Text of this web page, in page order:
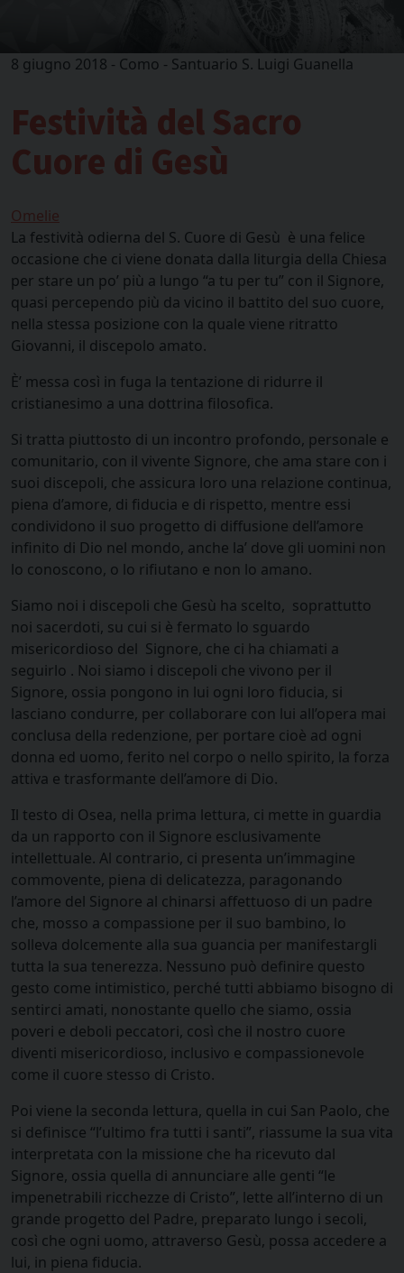
8 giugno 2018 - Como - Santuario S. Luigi Guanella
Festività del Sacro
Cuore di Gesù
Omelie
La festività odierna del S. Cuore di Gesù è una felice
occasione che ci viene donata dalla liturgia della Chiesa
per stare un po’ più a lungo “a tu per tu” con il Signore,
quasi percependo più da vicino il battito del suo cuore,
nella stessa posizione con la quale viene ritratto
Giovanni, il discepolo amato.
È’ messa così in fuga la tentazione di ridurre il
cristianesimo a una dottrina filosofica.
Si tratta piuttosto di un incontro profondo, personale e
comunitario, con il vivente Signore, che ama stare con i
suoi discepoli, che assicura loro una relazione continua,
piena d’amore, di fiducia e di rispetto, mentre essi
condividono il suo progetto di diffusione dell’amore
infinito di Dio nel mondo, anche la’ dove gli uomini non
lo conoscono, o lo rifiutano e non lo amano.
Siamo noi i discepoli che Gesù ha scelto, soprattutto
noi sacerdoti, su cui si è fermato lo sguardo
misericordioso del Signore, che ci ha chiamati a
seguirlo . Noi siamo i discepoli che vivono per il
Signore, ossia pongono in lui ogni loro fiducia, si
lasciano condurre, per collaborare con lui all’opera mai
conclusa della redenzione, per portare cioè ad ogni
donna ed uomo, ferito nel corpo o nello spirito, la forza
attiva e trasformante dell’amore di Dio.
Il testo di Osea, nella prima lettura, ci mette in guardia
da un rapporto con il Signore esclusivamente
intellettuale. Al contrario, ci presenta un’immagine
commovente, piena di delicatezza, paragonando
l’amore del Signore al chinarsi affettuoso di un padre
che, mosso a compassione per il suo bambino, lo
solleva dolcemente alla sua guancia per manifestargli
tutta la sua tenerezza. Nessuno può definire questo
gesto come intimistico, perché tutti abbiamo bisogno di
sentirci amati, nonostante quello che siamo, ossia
poveri e deboli peccatori, così che il nostro cuore
diventi misericordioso, inclusivo e compassionevole
come il cuore stesso di Cristo.
Poi viene la seconda lettura, quella in cui San Paolo, che
si definisce “l’ultimo fra tutti i santi”, riassume la sua vita
interpretata con la missione che ha ricevuto dal
Signore, ossia quella di annunciare alle genti “le
impenetrabili ricchezze di Cristo”, lette all’interno di un
grande progetto del Padre, preparato lungo i secoli,
così che ogni uomo, attraverso Gesù, possa accedere a
lui, in piena fiducia.